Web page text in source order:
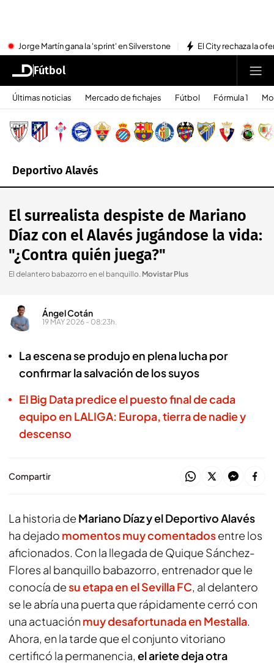
Jorge Martín gana la 'sprint' en Silverstone El City rechaza la
Fútbol
Últimas noticias Mercado de fichajes Fútbol Fórmula 1
Deportivo Alavés
El surrealista despiste de Mariano
Díaz con el Alavés jugándose la vida:
"¿Contra quién juega?"
El delantero babazorro en el banquillo. Movistar Plus
Ángel Cotán
19 MAY 2026 - 08:23h.
La escena se produjo en plena lucha por
confirmar la salvación de los suyos
El Big Data predice el puesto final de cada
equipo en LALIGA: Europa, tierra de nadie y
descenso
Compartir
La historia de Mariano Díaz y el Deportivo Alavés
ha dejado momentos muy comentadosentre los
aficionados. Con la llegada de Quique Sánchez-
Flores al banquillo babazorro, entrenador que le
conocía desu etapa en el Sevilla FC, al delantero
se le abría una puerta que rápidamente cerró con
una actuación muy desafortunada en Mestalla.
Ahora, en la tarde que el conjunto vitoriano
certificó la permanencia, el ariete deja otra